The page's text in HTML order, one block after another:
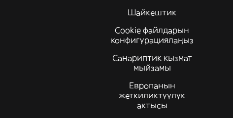
Шайкештик
Cookie файлдарын
конфигурациялаңыз
Санариптик кызмат
мыйзамы
Европанын
жеткиликтүүлүк
актысы